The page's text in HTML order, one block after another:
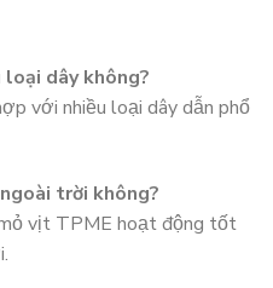
loại dây không?
với nhiều loại dây dẫn phổ
trời không?
vịt TPME hoạt động tốt